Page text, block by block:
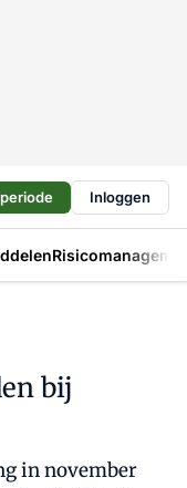
Inloggen
bij
in november